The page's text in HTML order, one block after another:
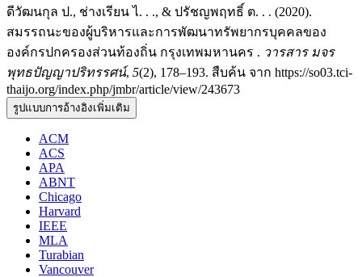
ดีวัฒนกุล ป., ช่างเรียน ไ. . ., & ปรัชญพฤทธิ์ ต. . . (2020).
สมรรถนะของผู้บริหารและการพัฒนาทรัพยากรบุคคลของ
องค์กรปกครองส่วนท้องถิ่น กรุงเทพมหานคร . วารสาร มจร
พุทธปัญญาปริทรรศน์, 5(2), 178–193. สืบค้น จาก https://so03.tci-
thaijo.org/index.php/jmbr/article/view/243673
รูปแบบการอ้างอิงเพิ่มเติม
ACM
ACS
APA
ABNT
Chicago
Harvard
IEEE
MLA
Turabian
Vancouver